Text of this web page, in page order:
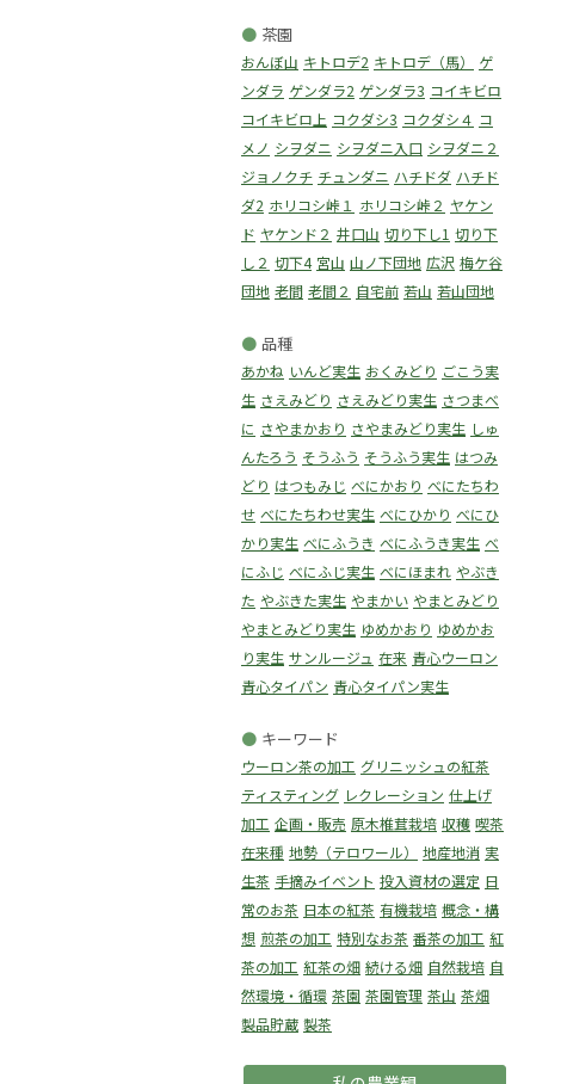
● 茶園
おんぼ山 キトロデ2 キトロデ（馬）
ゲ
ンダラ ゲンダラ2 ゲンダラ3 コイキビロ
コイキビロ上 コクダシ3 コクダシ４ コ
メノ シヲダニ シヲダニ入口 シヲダニ２
ジョノクチ チュンダニ ハチドダ ハチド
ダ2 ホリコシ峠１ ホリコシ峠２ ヤケン
ド ヤケンド２ 井口山 切り下し1 切り下
し２ 切下4 宮山 山ノ下団地 広沢 梅ケ谷
団地 老間 老間２ 自宅前 若山 若山団地
● 品種
あかね いんど実生 おくみどり ごこう実
生 さえみどり さえみどり実生 さつまべ
に さやまかおり さやまみどり実生 しゅ
んたろう そうふう そうふう実生 はつみ
どり はつもみじ べにかおり べにたちわ
せ べにたちわせ実生 べにひかり べにひ
かり実生 べにふうき べにふうき実生 べ
にふじ べにふじ実生 べにほまれ やぶき
た やぶきた実生 やまかい やまとみどり
やまとみどり実生 ゆめかおり ゆめかお
り実生 サンルージュ 在来 青心ウーロン
青心タイパン 青心タイパン実生
● キーワード
ウーロン茶の加工 グリニッシュの紅茶
ティスティング レクレーション 仕上げ
加工 企画・販売 原木椎茸栽培 収穫 喫茶
在来種 地勢（テロワール） 地産地消 実
生茶 手摘みイベント 投入資材の選定 日
常のお茶 日本の紅茶 有機栽培 概念・構
想 煎茶の加工 特別なお茶 番茶の加工 紅
茶の加工 紅茶の畑 続ける畑 自然栽培 自
然環境・循環 茶園 茶園管理 茶山 茶畑
製品貯蔵 製茶